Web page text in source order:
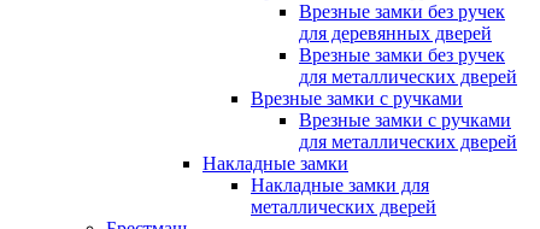
Врезные замки без ручек
для деревянных дверей
Врезные замки без ручек
для металлических дверей
Врезные замки с ручками
Врезные замки с ручками
для металлических дверей
Накладные замки
Накладные замки для
металлических дверей